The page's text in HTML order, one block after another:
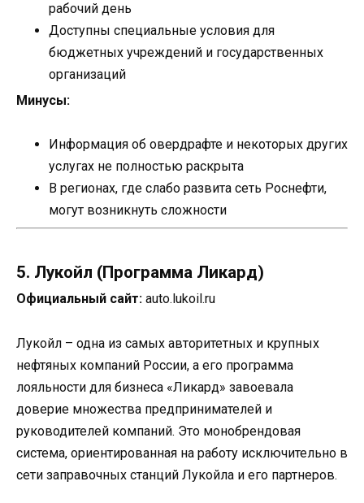
рабочий день
Доступны специальные условия для
бюджетных учреждений и государственных
организаций
Минусы:
Информация об овердрафте и некоторых других
услугах не полностью раскрыта
В регионах, где слабо развита сеть Роснефти,
могут возникнуть сложности
5. Лукойл (Программа Ликард)
Официальный сайт: auto.lukoil.ru
Лукойл – одна из самых авторитетных и крупных
нефтяных компаний России, а его программа
лояльности для бизнеса «Ликард» завоевала
доверие множества предпринимателей и
руководителей компаний. Это монобрендовая
система, ориентированная на работу исключительно в
сети заправочных станций Лукойла и его партнеров.